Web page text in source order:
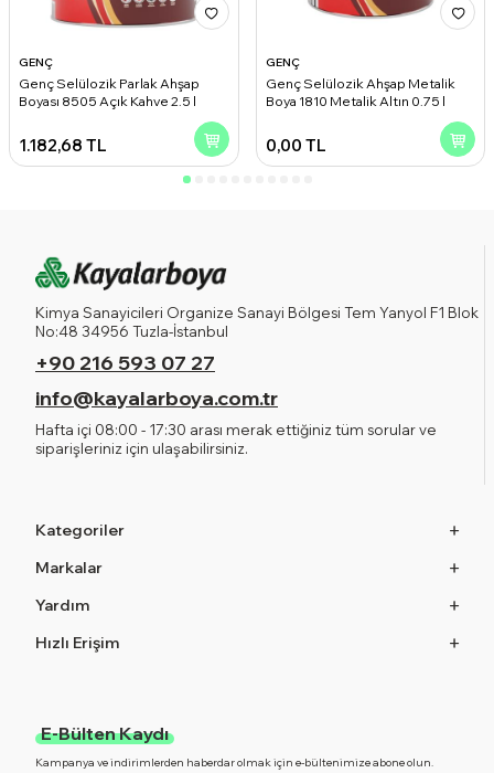
GENÇ
Genç Selülozik Parlak Ahşap
Boyası 8505 Açık Kahve 2.5 l
1.182,68 TL
GENÇ
Genç Selülozik Ahşap Metalik
Boya 1810 Metalik Altın 0.75 l
0,00 TL
Kimya Sanayicileri Organize Sanayi Bölgesi Tem Yanyol F1 Blok
No:48 34956 Tuzla-İstanbul
+90 216 593 07 27
info@kayalarboya.com.tr
Hafta içi 08:00 - 17:30 arası merak ettiğiniz tüm sorular ve
siparişleriniz için ulaşabilirsiniz.
Kategoriler
Markalar
Yardım
Hızlı Erişim
E-Bülten Kaydı
Kampanya ve indirimlerden haberdar olmak için e-bültenimize abone olun.